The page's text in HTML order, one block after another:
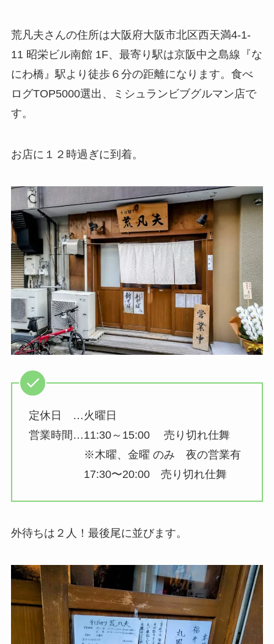
荒凡夫さんの住所は大阪府大阪市北区西天満4-1-
11 昭栄ビル南館 1F、最寄り駅は京阪中之島線『な
にわ橋』駅より徒歩６分の距離になります。食べ
ログTOP5000選出、ミシュランビブグルマン店で
す。
お店に１２時過ぎに到着。
定休日 …火曜日
営業時間…11:30～15:00 売り切れ仕舞
※木曜、金曜 のみ 夜の営業有
17:30〜20:00 売り切れ仕舞
外待ちは２人！最後尾に並びます。